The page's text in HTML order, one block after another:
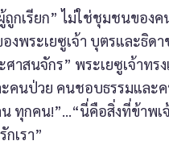
รียก” ไม่ใช่ชุมชนของค
พระเยซูเจ้า บุตรและธิด
สนจักร” พระเยซูเจ้าทร
คนป่วย คนชอบธรรมแล
ทุกคน!”…“นี่คือสิ่งที่ข้าพเ
เรา”